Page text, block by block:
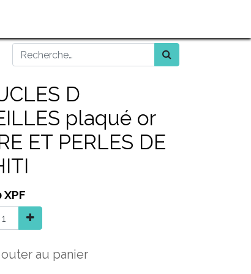
D
plaqué or
ET PERLES DE
XPF
au panier